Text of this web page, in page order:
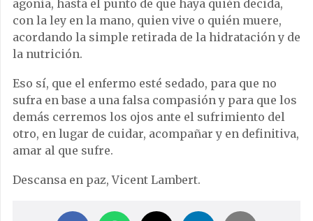
agonía, hasta el punto de que haya quién decida,
con la ley en la mano, quien vive o quién muere,
acordando la simple retirada de la hidratación y de
la nutrición.
Eso sí, que el enfermo esté sedado, para que no
sufra en base a una falsa compasión y para que los
demás cerremos los ojos ante el sufrimiento del
otro, en lugar de cuidar, acompañar y en definitiva,
amar al que sufre.
Descansa en paz, Vicent Lambert.